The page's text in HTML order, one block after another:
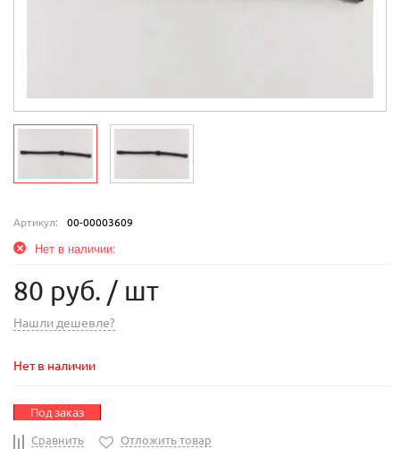
Артикул: 00-00003609
Нет в наличии:
80 руб. / шт
Нашли дешевле?
Нет в наличии
Под заказ
Сравнить Отложить товар